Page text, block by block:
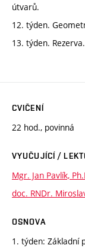
útvarů.
12. týden.
13. týden. Rezerva.
CVIČENÍ
22 hod., povinná
VYUČUJÍCÍ /
Mgr. Jan Pavlík,
doc. RNDr.
OSNOVA
1. týden: Základní